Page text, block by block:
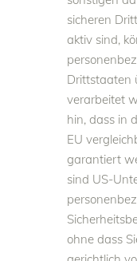
sicheren
aktiv sind,
Drittstaaten
verarbeitet
hin, dass in
EU
garantiert
sind US-
ohne dass